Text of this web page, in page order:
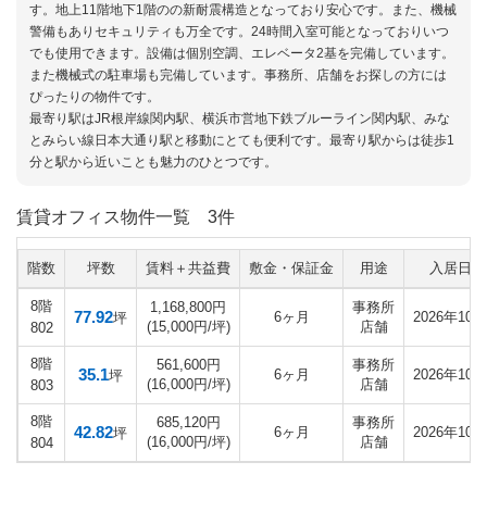
す。地上11階地下1階のの新耐震構造となっており安心です。また、機械
警備もありセキュリティも万全です。24時間入室可能となっておりいつ
でも使用できます。設備は個別空調、エレベータ2基を完備しています。
また機械式の駐車場も完備しています。事務所、店舗をお探しの方には
ぴったりの物件です。
最寄り駅はJR根岸線関内駅、横浜市営地下鉄ブルーライン関内駅、みな
とみらい線日本大通り駅と移動にとても便利です。最寄り駅からは徒歩1
分と駅から近いことも魅力のひとつです。
賃貸オフィス物件一覧 3件
階数 坪数 賃料＋共益費 敷金・保証金 用途 入居日
8階
802
77.92坪
1,168,800円
(15,000円/坪)
6ヶ月
事務所
店舗
2026年10月
8階
803
35.1坪
561,600円
(16,000円/坪)
6ヶ月
事務所
店舗
2026年10月
8階
804
42.82坪
685,120円
(16,000円/坪)
6ヶ月
事務所
店舗
2026年10月